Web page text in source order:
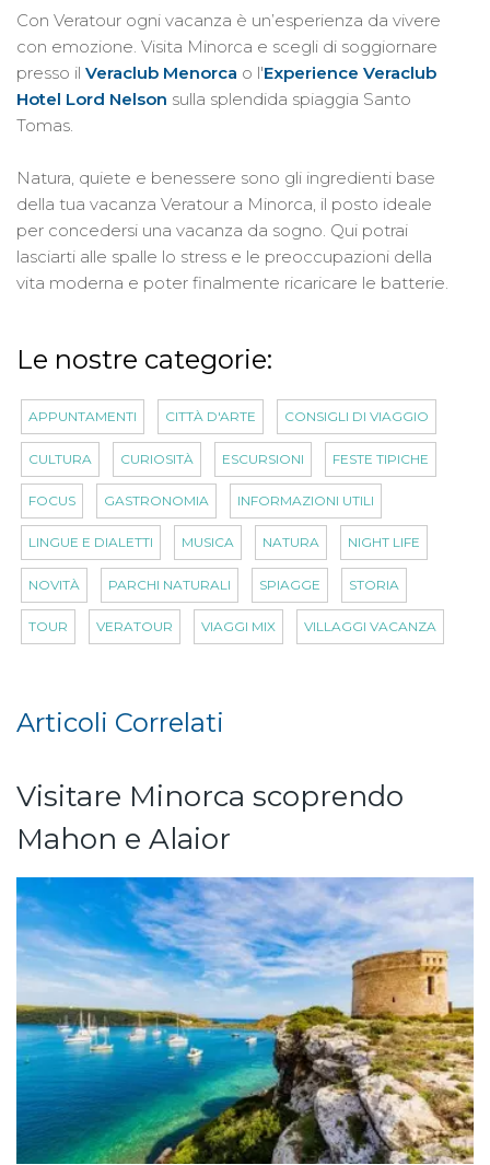
Con Veratour ogni vacanza è un’esperienza da vivere
con emozione. Visita Minorca e scegli di soggiornare
presso il Veraclub Menorca o l'Experience Veraclub
Hotel Lord Nelson sulla splendida spiaggia Santo
Tomas.
Natura, quiete e benessere sono gli ingredienti base
della tua vacanza Veratour a Minorca, il posto ideale
per concedersi una vacanza da sogno. Qui potrai
lasciarti alle spalle lo stress e le preoccupazioni della
vita moderna e poter finalmente ricaricare le batterie.
Le nostre categorie:
APPUNTAMENTI CITTÀ D'ARTE CONSIGLI DI VIAGGIO
CULTURA CURIOSITÀ ESCURSIONI FESTE TIPICHE
FOCUS GASTRONOMIA INFORMAZIONI UTILI
LINGUE E DIALETTI MUSICA NATURA NIGHT LIFE
NOVITÀ PARCHI NATURALI SPIAGGE STORIA
TOUR VERATOUR VIAGGI MIX VILLAGGI VACANZA
Articoli Correlati
Visitare Minorca scoprendo
Mahon e Alaior